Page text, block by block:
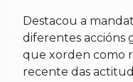
Destacou a
diferentes accións
que xorden como
recente das